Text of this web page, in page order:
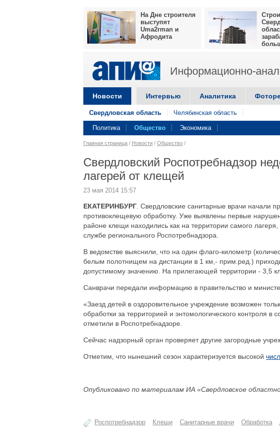
На Дне строителя
выступят
Uma2rman и
Афродита
Информационно-
Новости Интервью Аналитика
Свердловская область Челябинская область
Политика Общество Экономика
Главная страница / Новости / Общество /
Свердловский Роспотребнадзор
лагерей от клещей
23 мая 2014 15:57
ЕКАТЕРИНБУРГ . Свердловские санитарные врачи начали
противоклещевую обработку. Уже выявлены первые
районе клещи находились как на территории самого
службе регионального Роспотребнадзора.
В ведомстве выяснили, что на один флаго-километр
белым полотнищем на дистанции в 1 км,- прим.ред.)
допустимому значению. На прилегающей территории - 3,5
Санврачи передали информацию в правительство и
«Заезд детей в оздоровительное учреждение возможен
обработки за территорией и энтомологического контроля в
отметили в Роспотребнадзоре.
Сейчас надзорный орган проверяет другие загородные
Отметим, что нынешний сезон характеризуется высокой
Опубликовано по материалам ИА «Свердловское
Роспотребнадзор Клещи Санитарные врачи Обработка